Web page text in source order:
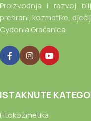
Proizvodnja i razvoj
prehrani, kozmetike,
Cydonia Gračanica.
ISTAKNUTE
Fitokozmetika